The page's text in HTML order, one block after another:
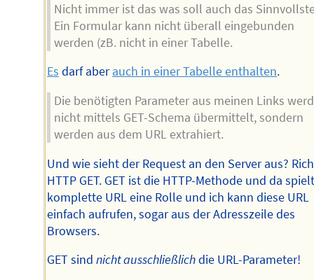
Nicht immer ist das was soll auch das
Ein Formular kann nicht überall eingebunden
werden (zB. nicht in einer Tabelle.
Es darf aberauch in einer Tabelle enthalten.
Die benötigten Parameter aus meinen Links
nicht mittels GET-Schema übermittelt, sondern
werden aus dem URL extrahiert.
Und wie sieht der Request an den Server aus?
HTTP GET. GET ist die HTTP-Methode und da
komplette URL eine Rolle und ich kann diese URL
einfach aufrufen, sogar aus der Adresszeile des
Browsers.
GET sindnicht ausschließlichdie URL-Parameter!